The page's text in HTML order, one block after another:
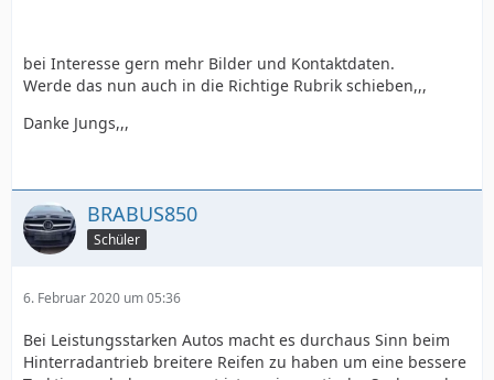
bei Interesse gern mehr Bilder und Kontaktdaten.
Werde das nun auch in die Richtige Rubrik schieben,,,
Danke Jungs,,,
BRABUS850
Schüler
6. Februar 2020 um 05:36
Bei Leistungsstarken Autos macht es durchaus Sinn beim
Hinterradantrieb breitere Reifen zu haben um eine bessere